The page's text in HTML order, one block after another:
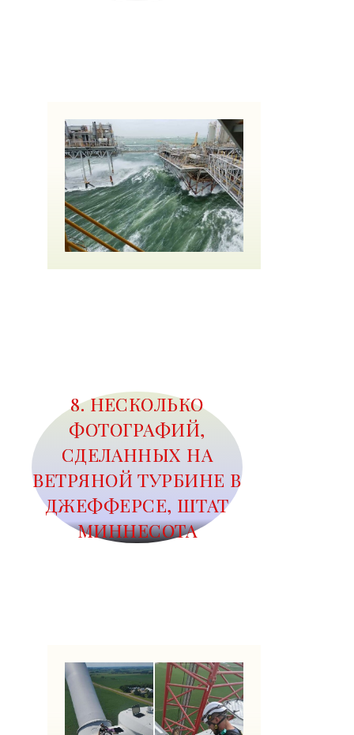
8. НЕСКОЛЬКО
ФОТОГРАФИЙ,
СДЕЛАННЫХ НА
ВЕТРЯНОЙ ТУРБИНЕ В
ДЖЕФФЕРСЕ, ШТАТ
МИННЕСОТА